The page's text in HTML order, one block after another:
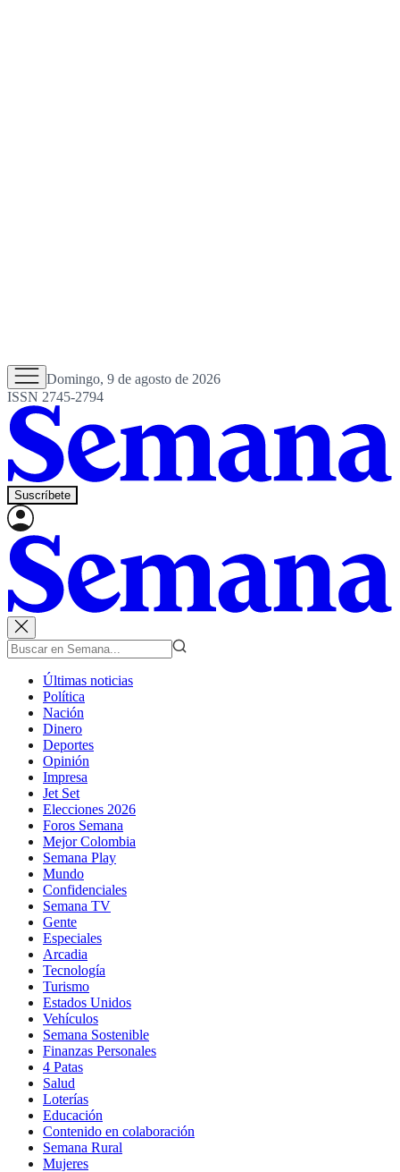
Domingo, 9 de agosto de 2026
ISSN 2745-2794
Suscríbete
Últimas noticias
Política
Nación
Dinero
Deportes
Opinión
Impresa
Jet Set
Elecciones 2026
Foros Semana
Mejor Colombia
Semana Play
Mundo
Confidenciales
Semana TV
Gente
Especiales
Arcadia
Tecnología
Turismo
Estados Unidos
Vehículos
Semana Sostenible
Finanzas Personales
4 Patas
Salud
Loterías
Educación
Contenido en colaboración
Semana Rural
Mujeres